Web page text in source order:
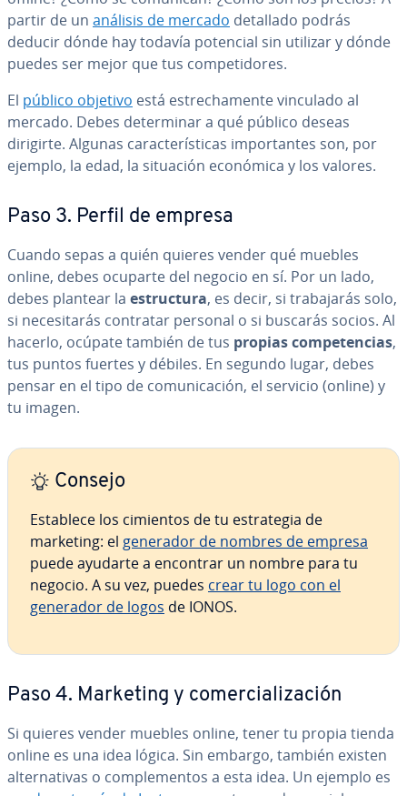
partir de un análisis de mercado detallado podrás
deducir dónde hay todavía potencial sin utilizar y dónde
puedes ser mejor que tus co­m­pe­ti­do­res.
El público objetivo está es­tre­cha­me­n­te vinculado al
mercado. Debes de­te­r­mi­nar a qué público deseas
dirigirte. Algunas ca­ra­c­te­rí­s­ti­cas im­po­r­ta­n­tes son, por
ejemplo, la edad, la situación económica y los valores.
Paso 3. Perfil de empresa
Cuando sepas a quién quieres vender qué muebles
online, debes ocuparte del negocio en sí. Por un lado,
debes plantear la es­tru­c­tu­ra, es decir, si tra­ba­ja­rás solo,
si ne­ce­si­ta­rás contratar personal o si buscarás socios. Al
hacerlo, ocúpate también de tus propias co­m­pe­te­n­cias,
tus puntos fuertes y débiles. En segundo lugar, debes
pensar en el tipo de co­mu­ni­ca­ción, el servicio (online) y
tu imagen.
Consejo
Establece los cimientos de tu es­tra­te­gia de
marketing: el generador de nombres de empresa
puede ayudarte a encontrar un nombre para tu
negocio. A su vez, puedes crear tu logo con el
generador de logos de IONOS.
Paso 4. Marketing y co­me­r­cia­li­za­ción
Si quieres vender muebles online, tener tu propia tienda
online es una idea lógica. Sin embargo, también existen
al­te­r­na­ti­vas o co­m­ple­me­n­tos a esta idea. Un ejemplo es